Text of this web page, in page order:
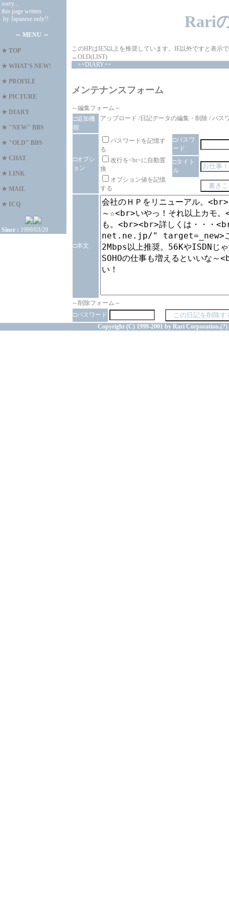
sorry...
this page written
by Japanese only!!
～ MENU ～
★ TOP
★ WHAT'S NEW!
★ PROFILE
★ PICTURE
★ DIARY
★ "NEW" BBS
★ "OLD" BBS
★ CHAT
★ LINK
★ MAIL
★ ICQ
Since : 1999/03/29
Rari
このHPはIE5以上を推奨しています。IE以外ですと表示
←OLD(LIST)
++DIARY++
メンテナンスフォーム
～編集フォーム～
□追加機
能
アップロード /日記データの編集・削除 / パス
□オプシ
ョン
パスワードを記憶す
る
改行を<br>に自動置
換
オプション値を記憶
する
□パスワ
ード
□タイト
ル
□本文
～削除フォーム～
□パスワード
Copyright (C) 1999-2001 by Rari Corporation.(?)